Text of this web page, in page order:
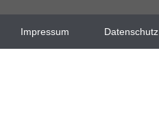
Impressum Datenschutz